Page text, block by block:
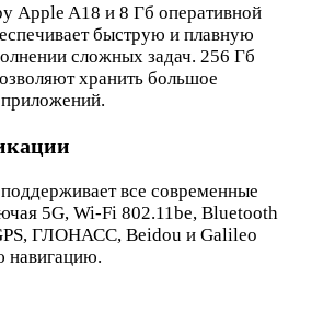
Apple A18 и 8 Гб оперативной
быструю и плавную
сложных задач. 256 Гб
хранить большое
все современные
5G, Wi-Fi 802.11be, Bluetooth
ГЛОНАСС, Beidou и Galileo
навигацию.